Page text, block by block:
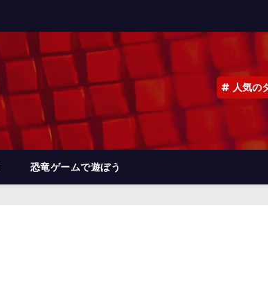
人気の
恐竜ゲームで遊ぼう